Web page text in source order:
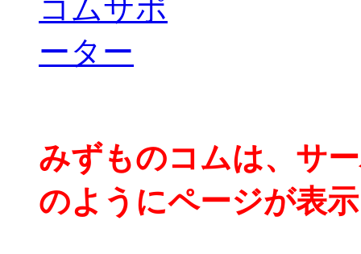
みずものコムは、サ
のようにページが表